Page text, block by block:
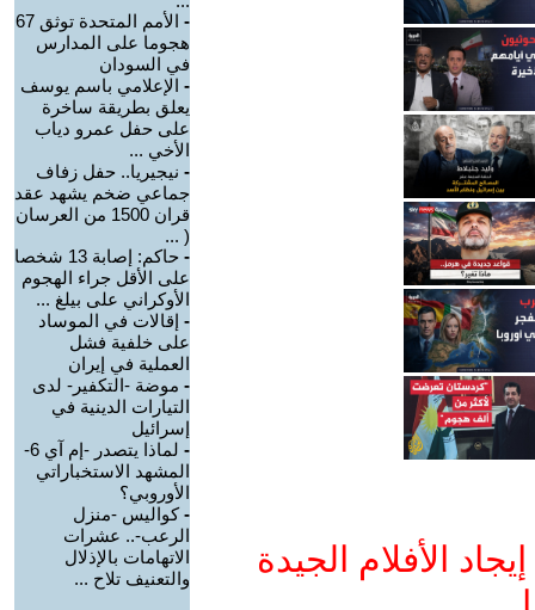
الأفلام الجيدة
-
الأمم المتحدة توثق 67
هجوما على المدارس
في السودان
- الإعلامي باسم يوسف
يعلق بطريقة ساخرة
على حفل عمرو دياب
الأخي ...
- نيجيريا.. حفل زفاف
جماعي ضخم يشهد عقد
قران 1500 من العرسان
( ...
-
حاكم: إصابة 13 شخصا
على الأقل جراء الهجوم
الأوكراني على بيلغ ...
- إقالات في الموساد
على خلفية فشل
العملية في إيران
- موضة -التكفير- لدى
التيارات الدينية في
إسرائيل
-
لماذا يتصدر -إم آي 6-
المشهد الاستخباراتي
الأوروبي؟
-كواليس -منزل
الرعب-.. عشرات
الاتهامات بالإذلال
والتعنيف تلاح ...